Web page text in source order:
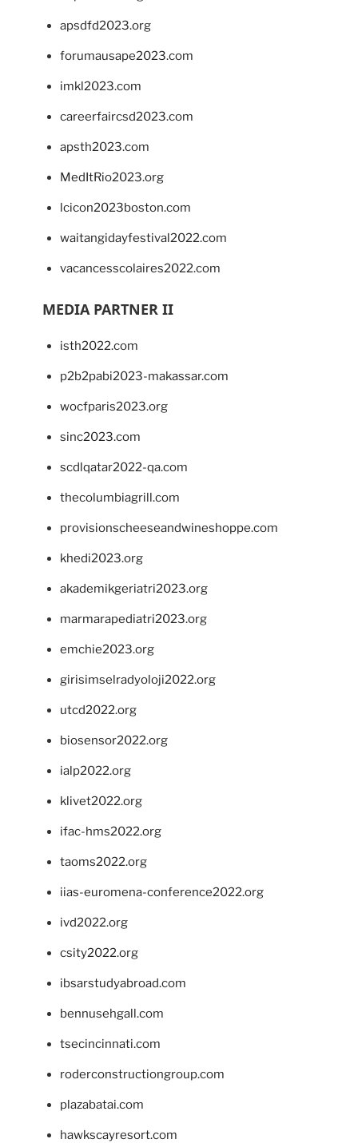
apsdfd2023.org
forumausape2023.com
imkl2023.com
careerfaircsd2023.com
apsth2023.com
MedItRio2023.org
lcicon2023boston.com
waitangidayfestival2022.com
vacancesscolaires2022.com
MEDIA PARTNER II
isth2022.com
p2b2pabi2023-makassar.com
wocfparis2023.org
sinc2023.com
scdlqatar2022-qa.com
thecolumbiagrill.com
provisionscheeseandwineshoppe.com
khedi2023.org
akademikgeriatri2023.org
marmarapediatri2023.org
emchie2023.org
girisimselradyoloji2022.org
utcd2022.org
biosensor2022.org
ialp2022.org
klivet2022.org
ifac-hms2022.org
taoms2022.org
iias-euromena-conference2022.org
ivd2022.org
csity2022.org
ibsarstudyabroad.com
bennusehgall.com
tsecincinnati.com
roderconstructiongroup.com
plazabatai.com
hawkscayresort.com